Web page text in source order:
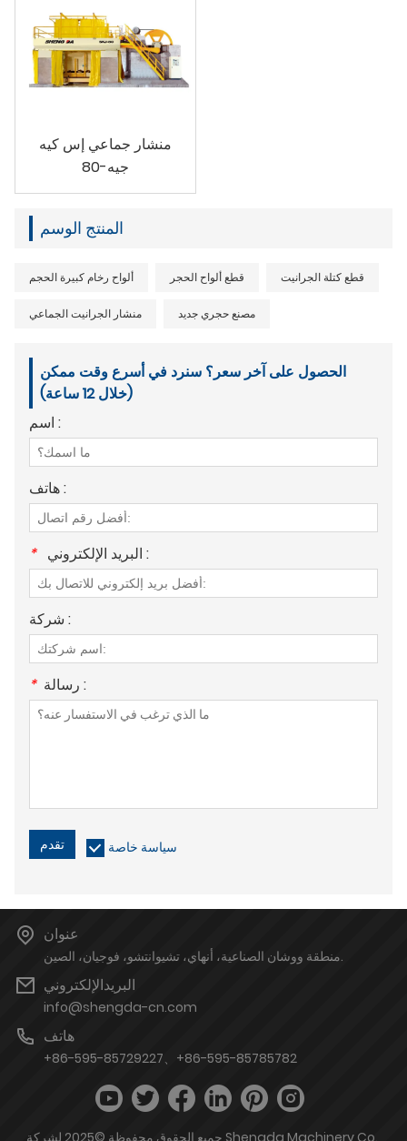
منشار جماعي إس كيه
جيه-80
المنتج الوسم
ألواح رخام كبيرة الحجم قطع ألواح الحجر قطع كتلة الجرانيت
منشار الجرانيت الجماعي مصنع حجري جديد
الحصول على آخر سعر؟ سنرد في أسرع وقت ممكن
(خلال 12 ساعة)
اسم :
هاتف :
* البريد الإلكتروني :
شركة :
* رسالة :
تقدم سياسة خاصة
عنوان
منطقة ووشان الصناعية، أنهاي، تشيوانتشو، فوجيان، الصين.
البريدالإلكتروني
info@shengda-cn.com
هاتف
+86-595-85729227、+86-595-85785782
جميع الحقوق محفوظة ©2025 لشركة Shengda Machinery Co.,